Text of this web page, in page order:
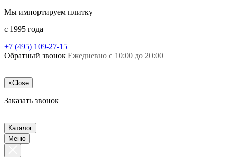
Мы импортируем плитку
c 1995 года
+7 (495) 109-27-15
Обратный звонок Ежедневно с 10:00 до 20:00
×Close
Заказать звонок
Каталог
Меню